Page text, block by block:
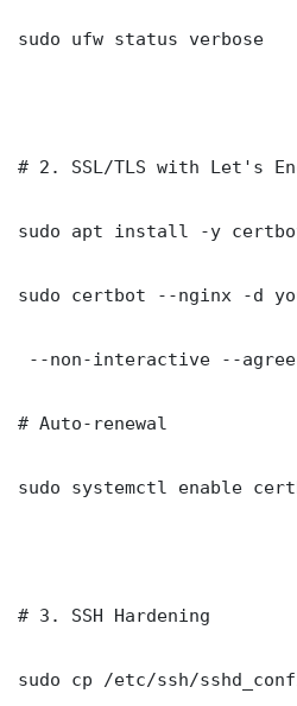
sudo ufw status verbose
# 2. SSL/TLS with Let's
sudo apt install -y
sudo certbot --nginx -d
--non-interactive --agree-
# Auto-renewal
sudo systemctl enable
# 3. SSH Hardening
sudo cp /etc/ssh/